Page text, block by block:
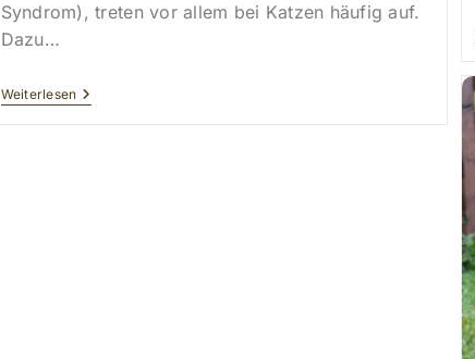
Syndrom), treten vor allem bei Katzen häufig auf.
Dazu…
WeiterlesenHarnwegserkrankungen
Bei